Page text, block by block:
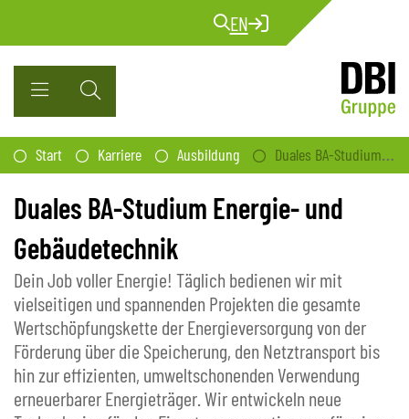
EN
Start Karriere Ausbildung Duales BA-Studium Energie- und Gebäudetechnik
Duales BA-Studium Energie- und
Gebäudetechnik
Dein Job voller Energie! Täglich bedienen wir mit
vielseitigen und spannenden Projekten die gesamte
Wertschöpfungskette der Energieversorgung von der
Förderung über die Speicherung, den Netztransport bis
hin zur effizienten, umweltschonenden Verwendung
erneuerbarer Energieträger. Wir entwickeln neue